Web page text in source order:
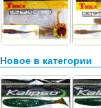
Новое в категории